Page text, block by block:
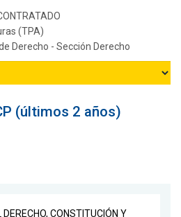
(TPA)
Derecho - Sección Derecho
(últimos 2 años)
CONSTITUCIÓN Y